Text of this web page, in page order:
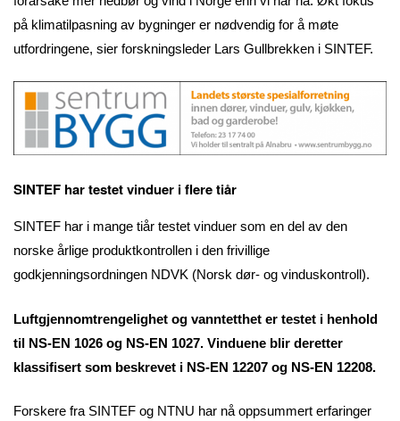
på klimatilpasning av bygninger er nødvendig for å møte
utfordringene, sier forskningsleder Lars Gullbrekken i SINTEF.
SINTEF har testet vinduer i flere tiår
SINTEF har i mange tiår testet vinduer som en del av den
norske årlige produktkontrollen i den frivillige
godkjenningsordningen NDVK (Norsk dør- og vinduskontroll).
Luftgjennomtrengelighet og vanntetthet er testet i henhold
til NS-EN 1026 og NS-EN 1027. Vinduene blir deretter
klassifisert som beskrevet i NS-EN 12207 og NS-EN 12208.
Forskere fra SINTEF og NTNU har nå oppsummert erfaringer